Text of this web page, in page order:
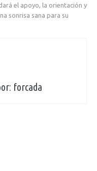
el apoyo, la orientación y
sonrisa sana para su
forcada